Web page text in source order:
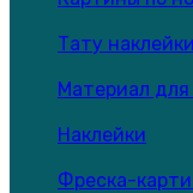
Тату наклейки
Материал для
Наклейки
Фреска-